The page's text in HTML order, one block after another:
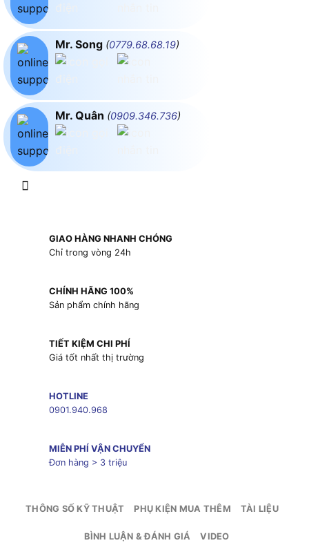
Mr. Song (0779.68.68.19)
Mr. Quân (0909.346.736)
GIAO HÀNG NHANH CHÓNG
Chỉ trong vòng 24h
CHÍNH HÃNG 100%
Sản phẩm chính hãng
TIẾT KIỆM CHI PHÍ
Giá tốt nhất thị trường
HOTLINE
0901.940.968
MIỄN PHÍ VẬN CHUYỂN
Đơn hàng > 3 triệu
THÔNG SỐ KỸ THUẬT PHỤ KIỆN MUA THÊM TÀI LIỆU
BÌNH LUẬN & ĐÁNH GIÁ VIDEO